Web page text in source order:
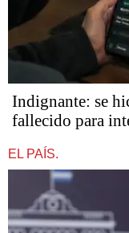
Indignante: se
fallecido para
EL PAÍS.